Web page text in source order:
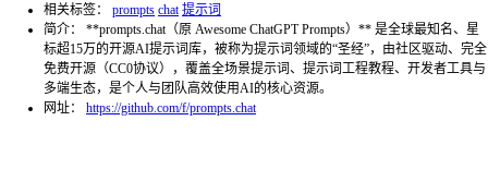
相关标签：
prompts chat 提示词
简介：
**prompts.chat（原 Awesome ChatGPT Prompts）** 是全球最知名、星
标超15万的开源AI提示词库，被称为提示词领域的“圣经”，由社区驱动、完全
免费开源（CC0协议），覆盖全场景提示词、提示词工程教程、开发者工具与
多端生态，是个人与团队高效使用AI的核心资源。
网址：
https://github.com/f/prompts.chat